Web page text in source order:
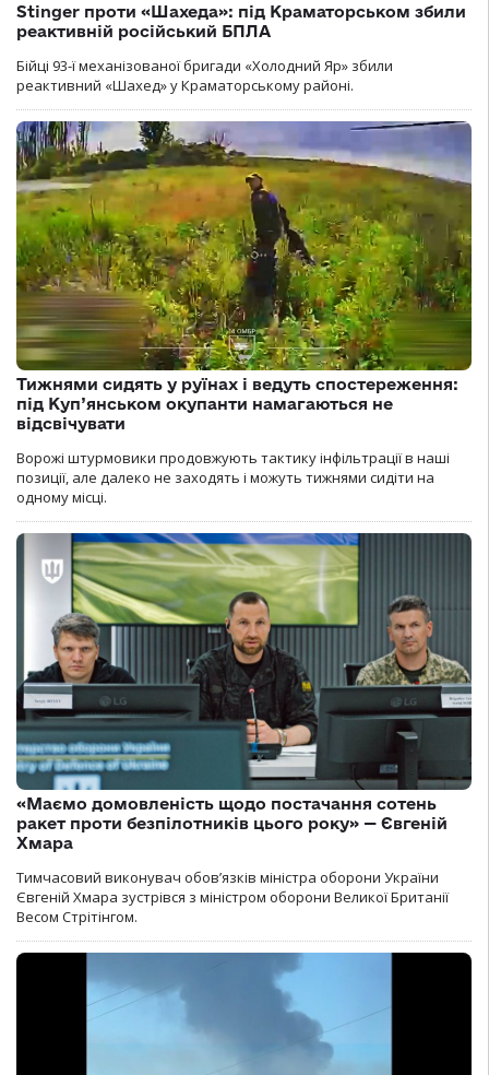
Stinger проти «Шахеда»: під Краматорськом збили
реактивній російський БПЛА
Бійці 93-ї механізованої бригади «Холодний Яр» збили
реактивний «Шахед» у Краматорському районі.
Тижнями сидять у руїнах і ведуть спостереження:
під Куп’янськом окупанти намагаються не
відсвічувати
Ворожі штурмовики продовжують тактику інфільтрації в наші
позиції, але далеко не заходять і можуть тижнями сидіти на
одному місці.
«Маємо домовленість щодо постачання сотень
ракет проти безпілотників цього року» — Євгеній
Хмара
Тимчасовий виконувач обов’язків міністра оборони України
Євгеній Хмара зустрівся з міністром оборони Великої Британії
Весом Стрітінгом.